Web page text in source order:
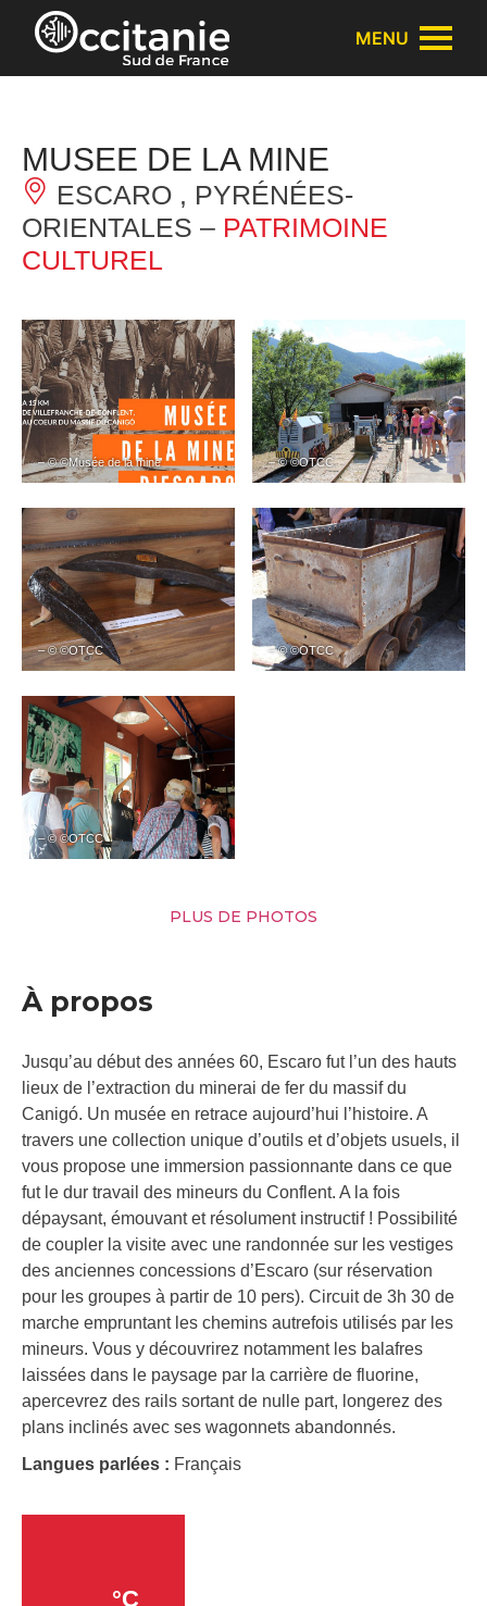
Panneau de gestion des cookies
MENU
MUSEE DE LA MINE
ESCARO , PYRÉNÉES-
ORIENTALES – PATRIMOINE
CULTUREL
– © ©Musée de la mine – © ©OTCC
– © ©OTCC – © ©OTCC
– © ©OTCC
PLUS DE PHOTOS
À propos
Jusqu’au début des années 60, Escaro fut l’un des hauts
lieux de l’extraction du minerai de fer du massif du
Canigó. Un musée en retrace aujourd’hui l’histoire. A
travers une collection unique d’outils et d’objets usuels, il
vous propose une immersion passionnante dans ce que
fut le dur travail des mineurs du Conflent. A la fois
dépaysant, émouvant et résolument instructif ! Possibilité
de coupler la visite avec une randonnée sur les vestiges
des anciennes concessions d’Escaro (sur réservation
pour les groupes à partir de 10 pers). Circuit de 3h 30 de
marche empruntant les chemins autrefois utilisés par les
mineurs. Vous y découvrirez notamment les balafres
laissées dans le paysage par la carrière de fluorine,
apercevrez des rails sortant de nulle part, longerez des
plans inclinés avec ses wagonnets abandonnés.
Langues parlées : Français